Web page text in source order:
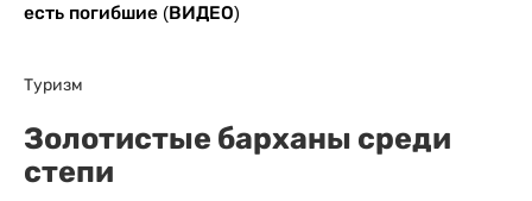
есть погибшие (ВИДЕО)
Туризм
Золотистые барханы среди
степи